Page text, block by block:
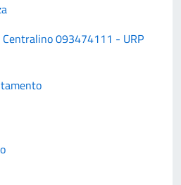
Centralino 093474111 - URP